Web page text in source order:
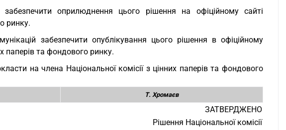
забезпечити оприлюднення цього рішення на офіційному сайті
ринку.
забезпечити опублікування цього рішення в офіційному
паперів та фондового ринку.
на члена Національної комісії з цінних паперів та фондового
Т. Хромаєв
ЗАТВЕРДЖЕНО
Рішення Національної комісії